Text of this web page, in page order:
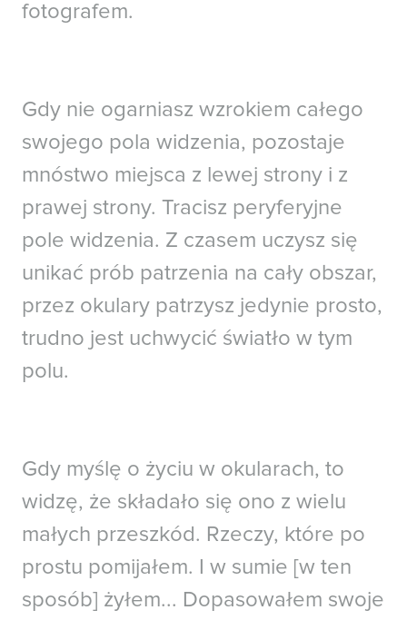
fotografem.
Gdy nie ogarniasz wzrokiem całego
swojego pola widzenia, pozostaje
mnóstwo miejsca z lewej strony i z
prawej strony. Tracisz peryferyjne
pole widzenia. Z czasem uczysz się
unikać prób patrzenia na cały obszar,
przez okulary patrzysz jedynie prosto,
trudno jest uchwycić światło w tym
polu.
Gdy myślę o życiu w okularach, to
widzę, że składało się ono z wielu
małych przeszkód. Rzeczy, które po
prostu pomijałem. I w sumie [w ten
sposób] żyłem... Dopasowałem swoje
Przypisy
Zhang H, Deng Y, Ma K, Yin H, Tang J. Analysis on the changes of objective
indicators of dry eye after implantable collamer lens (ICL) implantation surgery.
Graefes Arch Clin Exp Ophthalmol. 2024 Jul;262(7):2321-2328.